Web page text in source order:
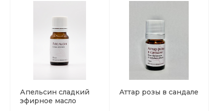
Апельсин сладкий
эфирное масло
Аттар розы в сандале